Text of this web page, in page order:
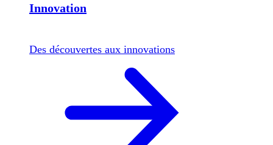
Innovation
Des découvertes aux innovations